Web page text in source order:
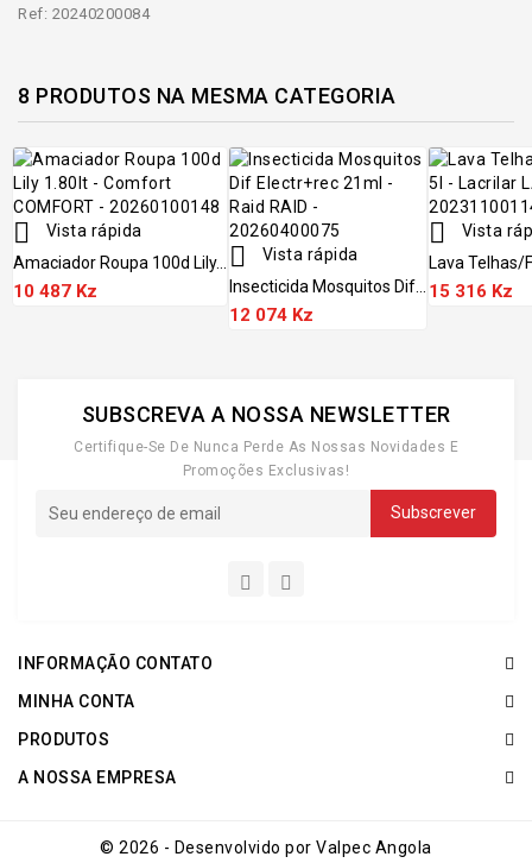
Ref: 20240200084
8 PRODUTOS NA MESMA CATEGORIA

Vista rápida
Amaciador Roupa 100d Lily...
10 487 Kz

Vista rápida
Insecticida Mosquitos Dif...
12 074 Kz

Vista
Lava Telhas/
15 316 Kz
SUBSCREVA A NOSSA NEWSLETTER
Certifique-Se De Nunca Perde As Nossas Novidades E
Promoções Exclusivas!
INFORMAÇÃO CONTATO
MINHA CONTA
PRODUTOS
A NOSSA EMPRESA
© 2026 - Desenvolvido por Valpec Angola